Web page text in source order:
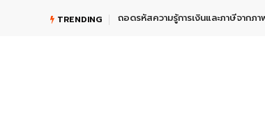
TRENDING
UGOLD-USD ลงทุนทองคำระยะยาว กับผู้นำตลาดก